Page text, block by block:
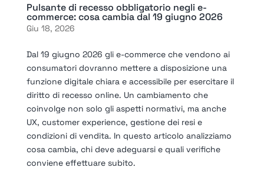
Pulsante di recesso obbligatorio negli e-
commerce: cosa cambia dal 19 giugno 2026
Giu 18, 2026
Dal 19 giugno 2026 gli e-commerce che vendono ai
consumatori dovranno mettere a disposizione una
funzione digitale chiara e accessibile per esercitare il
diritto di recesso online. Un cambiamento che
coinvolge non solo gli aspetti normativi, ma anche
UX, customer experience, gestione dei resi e
condizioni di vendita. In questo articolo analizziamo
cosa cambia, chi deve adeguarsi e quali verifiche
conviene effettuare subito.